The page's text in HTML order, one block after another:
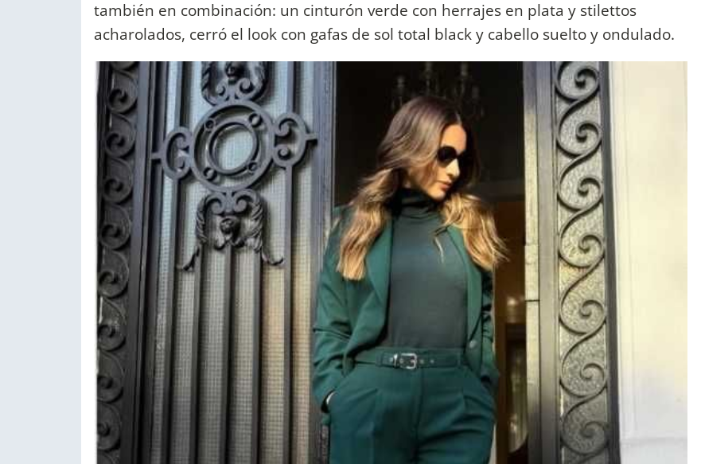
también en combinación: un cinturón verde con herrajes en plata y stilettos
acharolados, cerró el look con gafas de sol total black y cabello suelto y ondulado.